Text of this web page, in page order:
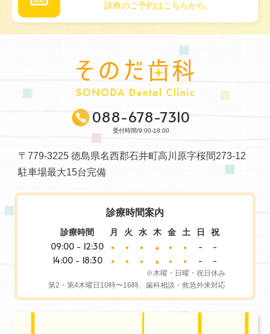
診療のご予約はこちらから。
088-678-7310
受付時間/9:00-18:00
〒779-3225 徳島県名西郡石井町高川原字桜間273-12
駐車場最大15台完備
診療時間案内
診療時間 月 火 水 木 金 土 日 祝
09:00 - 12:30 ● ● ● ▲ ● ● -
-
14:00 - 18:30
● ● ● ▲ ● ● - -
※木曜・日曜・祝日休み
第2・第4木曜日10時〜16時、歯科相談・救急外来対応